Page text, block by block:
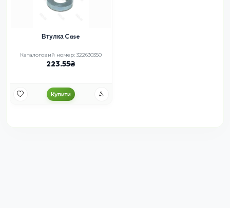
Втулка Case
Каталоговий номер: 322630350
223.55
Купити